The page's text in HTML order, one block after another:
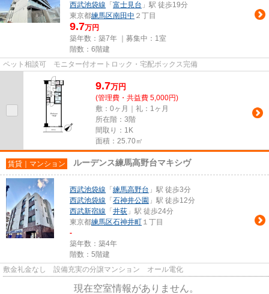
西武池袋線 「 富士見台 」駅 徒歩19分
東京都練馬区南田中 ２丁目
9.7万円
築年数：築7年 ｜募集中： 1室
階数：6階建
ペット相談可 モニター付オートロック・宅配ボックス完備
9.7万円
(管理費・共益費 5,000円)
敷：0ヶ月｜礼：1ヶ月
所在階：3階
間取り：1K
面積：25.70㎡
賃貸｜マンション ルーデンス練馬高野台マキシヴ
西武池袋線 「 練馬高野台 」駅 徒歩3分
西武池袋線 「 石神井公園 」駅 徒歩12分
西武新宿線 「 井荻 」駅 徒歩24分
東京都練馬区石神井町 １丁目
-
築年数：築4年
階数：5階建
敷金礼金なし 設備充実の分譲マンション オール電化
現在空室情報がありません。